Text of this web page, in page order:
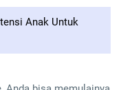
Anak Untuk